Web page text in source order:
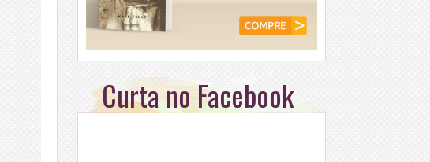
Curta no Facebook